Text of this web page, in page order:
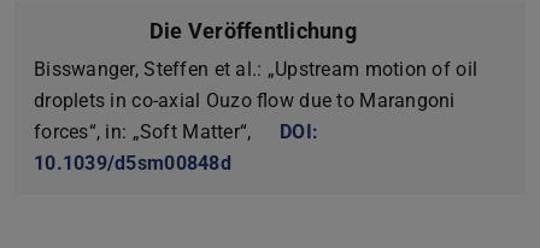
Die Veröffentlichung
Bisswanger, Steffen et al.: „Upstream motion of oil
droplets in co-axial Ouzo flow due to Marangoni
forces“, in: „Soft Matter“,
DOI:
10.1039/d5sm00848d